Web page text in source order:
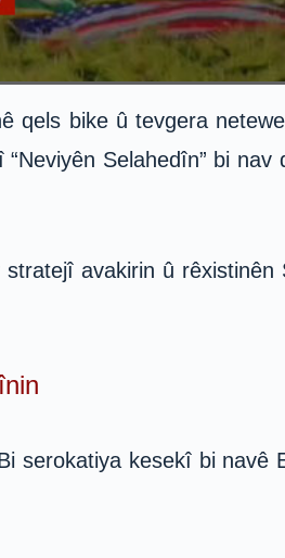
qels bike û tevgera
Selahedîn” bi nav
avakirin û
serokatiya kesekî bi navê